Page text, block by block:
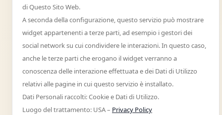
di Questo Sito Web.
A seconda della configurazione, questo servizio può mostrare
widget appartenenti a terze parti, ad esempio i gestori dei
social network su cui condividere le interazioni. In questo caso,
anche le terze parti che erogano il widget verranno a
conoscenza delle interazione effettuata e dei Dati di Utilizzo
relativi alle pagine in cui questo servizio è installato.
Dati Personali raccolti: Cookie e Dati di Utilizzo.
Luogo del trattamento: USA – Privacy Policy